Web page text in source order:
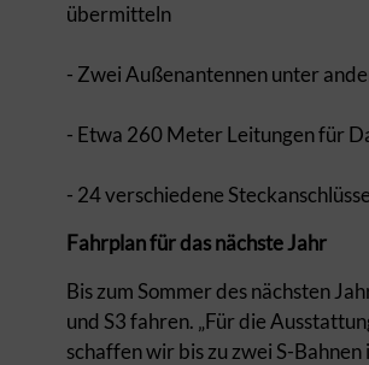
übermitteln
- Zwei Außenantennen unter
- Etwa 260 Meter Leitungen für
- 24 verschiedene Steckanschlüsse
Fahrplan für das nächste Jahr
Bis zum Sommer des nächsten
und S3 fahren. „Für die
schaffen wir bis zu zwei S-